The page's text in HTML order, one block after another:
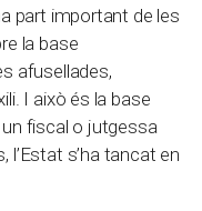
part important de les
la base
afusellades,
I això és la base
fiscal o jutgessa
s’ha tancat en